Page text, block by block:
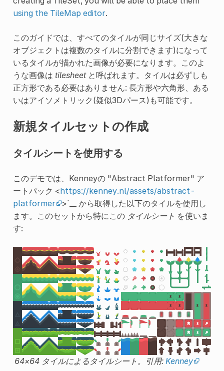
using the TileMap editor.
このガイドでは、すべてのタイルが同じサイズ(大きな
オブジェクトは複数のタイルに分割できます)になって
いるタイルが描かれた画像が必要になります。このよ
うな画像は tilesheetと呼ばれます。タイルは必ずしも
正方形である必要はありません: 長方形や六角形、ある
いはアイソメトリック(疑似3Dパース)も可能です。
新規タイルセットの作成
タイルシートを使用する
このデモでは、Kenneyの "Abstract Platformer" ア
ートパック <https://kenney.nl/assets/abstract-
platformer
>`__ から取得した以下のタイルを使用し
ます。このセットから特にこの タイルシート を使いま
す:
64×64 タイルによるタイルシート。引用: Kenney